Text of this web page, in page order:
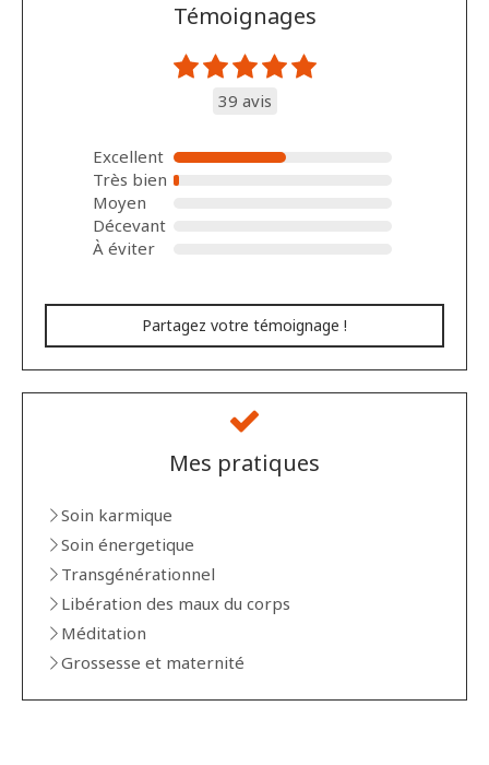
Témoignages
39 avis
Excellent
Très bien
Moyen
Décevant
À éviter
Partagez votre témoignage !
Mes pratiques
Soin karmique
Soin énergetique
Transgénérationnel
Libération des maux du corps
Méditation
Grossesse et maternité